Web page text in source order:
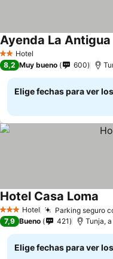
2 Estrellas
Hotel
Ayenda La Antigua
8,2 Muy bueno 600
Elige fechas para ver
3 Estrellas
Hotel Parking seguro
Hotel Casa Loma
7,9 Bueno 421 Tunja,
Elige fechas para ver